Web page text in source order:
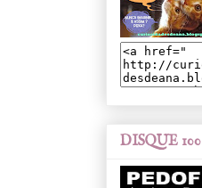
DISQUE 100